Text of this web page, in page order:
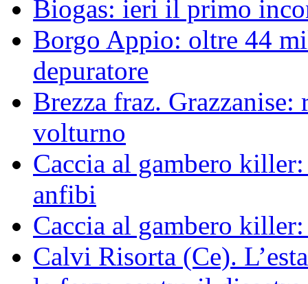
Biogas: ieri il primo
Borgo Appio: oltre 44
depuratore
Brezza fraz.
volturno
Caccia al gambero
anfibi
Caccia al gambero
Calvi Risorta (Ce).